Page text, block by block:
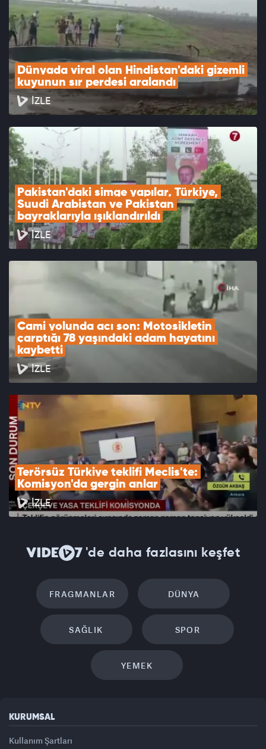
Dünyada viral olan Hindistan'daki gizemli
kuyunun sır perdesi aralandı
İZLE
Pakistan'daki simge yapılar, Türkiye,
Suudi Arabistan ve Pakistan
bayraklarıyla ışıklandırıldı
İZLE
Cami yolunda acı son: Motosikletin
çarptığı 78 yaşındaki adam hayatını
kaybetti
İZLE
Terörsüz Türkiye teklifi Meclis'te:
Komisyon'da gergin anlar
İZLE
'de daha fazlasını keşfet
FRAGMANLAR DÜNYA
SAĞLIK SPOR
YEMEK
KURUMSAL
Kullanım Şartları